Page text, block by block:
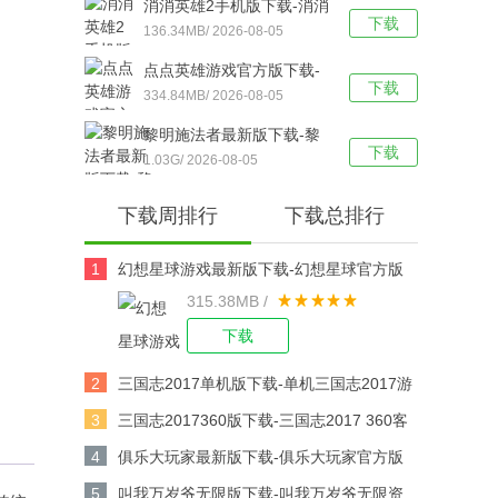
下载
消消英雄2手机版下载-消消
英雄2官方版 v1.2.26安卓
版下载
136.34MB/ 2026-08-05
下载
点点英雄游戏官方版下载-
点点英雄手机版 v1.0.2安
卓版下载
334.84MB/ 2026-08-05
下载
黎明施法者最新版下载-黎
明施法者汉化版 v1.19.001
1.03G/ 2026-08-05
下载周排行 下载总排行
1
幻想星球游戏最新版下载-幻想星球官方版
v6.4.1安卓版下载
315.38MB /
下载
2
三国志2017单机版下载-单机三国志2017游
戏v6.8.0安卓版下载
3
三国志2017360版下载-三国志2017 360客
户端v6.8.0安卓版下载
4
俱乐大玩家最新版下载-俱乐大玩家官方版
v1.107安卓版下载
5
叫我万岁爷无限版下载-叫我万岁爷无限资